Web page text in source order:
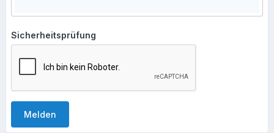
Sicherheitsprüfung
Melden